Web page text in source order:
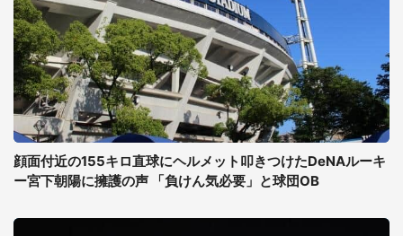
顔面付近の155キロ直球にヘルメット叩きつけたDeNAルーキ
ー宮下朝陽に擁護の声 「負けん気必要」と球団OB